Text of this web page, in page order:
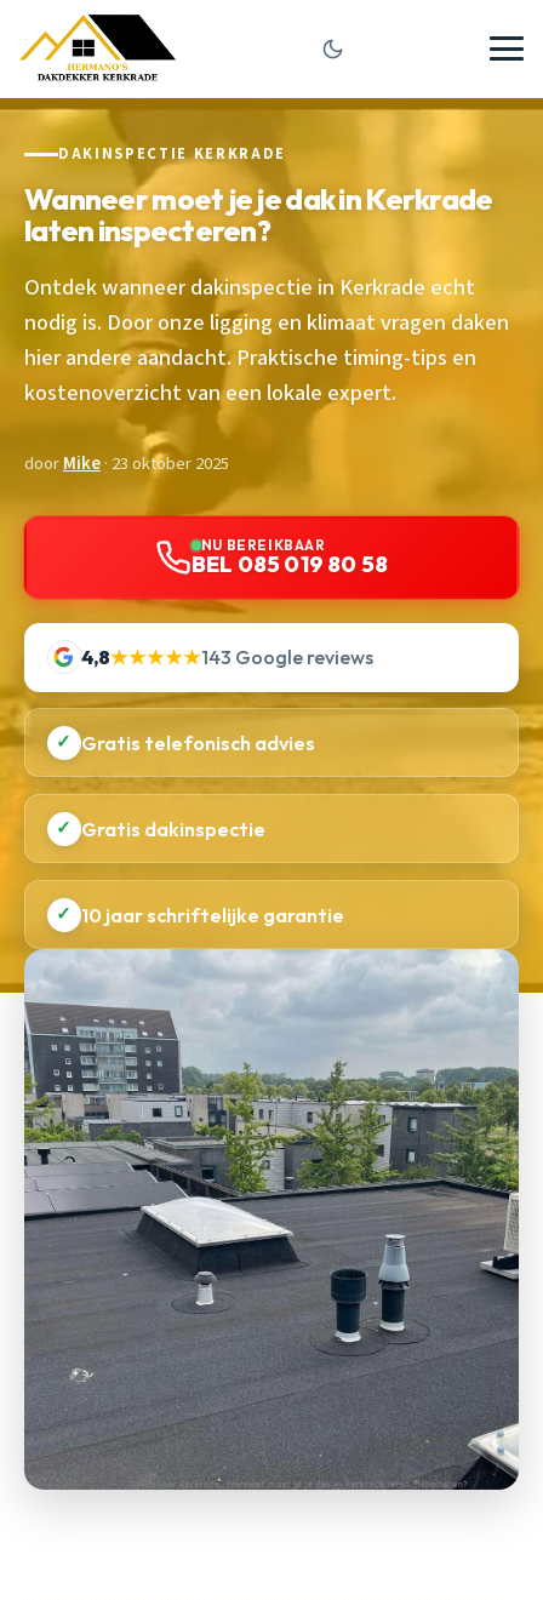
DAKINSPECTIE KERKRADE
Wanneer moet je je dak in Kerkrade
laten inspecteren?
Ontdek wanneer dakinspectie in Kerkrade echt
nodig is. Door onze ligging en klimaat vragen daken
hier andere aandacht. Praktische timing-tips en
kostenoverzicht van een lokale expert.
doorMike· 23 oktober 2025
NU BEREIKBAAR
BEL 085 019 80 58
4,8★★★★★143 Google reviews
✓ Gratis telefonisch advies
✓ Gratis dakinspectie
✓ 10 jaar schriftelijke garantie